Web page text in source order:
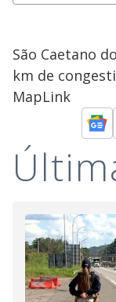
São Caetano
km de
MapLink